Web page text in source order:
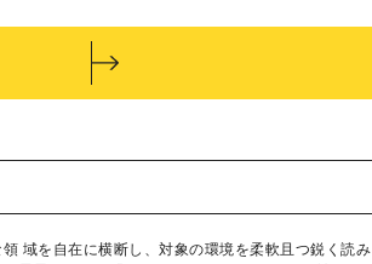
域を自在に横断し、対象の環境を柔軟且つ鋭く読み